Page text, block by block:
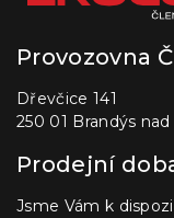
Provozovna
Dřevčice 141
250 01 Brandýs
Prodejní
Jsme Vám k